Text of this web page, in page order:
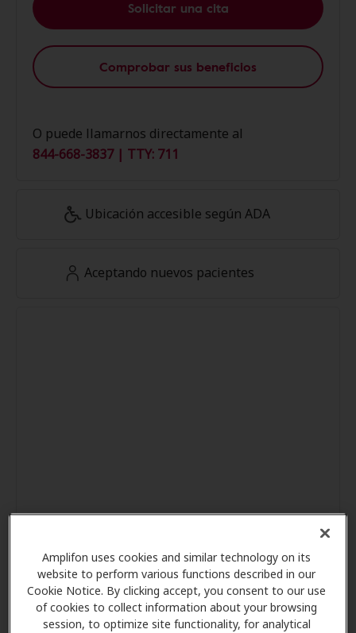
Amplifon uses cookies and similar technology on its
website to perform various functions described in our
Cookie Notice. By clicking accept, you consent to our use
of cookies to collect information about your browsing
session, to optimize site functionality, for analytical
Solicitar una cita
Comprobar sus beneficios
O puede llamarnos directamente al
844-668-3837 | TTY: 711
Ubicación accesible según ADA
Aceptando nuevos pacientes